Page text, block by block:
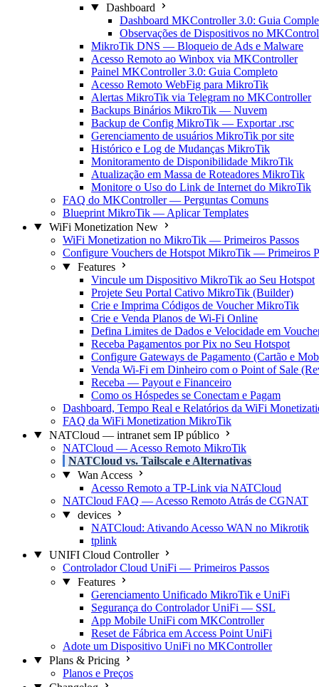
Dashboard
Dashboard MKController 3.0: Guia
Observações de Dispositivos no
MikroTik DNS — Bloqueio de Ads e Malware
Acesso Remoto ao Winbox via MKController
Painel MKController 3.0: Guia Completo
Acesso Remoto WebFig para MikroTik
Alertas MikroTik via Telegram no MKController
Backups Binários MikroTik — Nuvem
Backup de Config MikroTik — Exportar .rsc
Gerenciamento de usuários MikroTik por site
Histórico e Log de Mudanças MikroTik
Monitoramento de Disponibilidade MikroTik
Atualização em Massa de Roteadores MikroTik
Monitore o Uso do Link de Internet do MikroTik
FAQ do MKController — Perguntas Comuns
Blueprint MikroTik — Aplicar Templates
WiFi Monetization New
WiFi Monetization no MikroTik — Primeiros Passos
Configure Vouchers de Hotspot MikroTik — Primeiros
Features
Vincule um Dispositivo MikroTik ao Seu Hotspot
Projete Seu Portal Cativo MikroTik (Builder)
Crie e Imprima Códigos de Voucher MikroTik
Crie e Venda Planos de Wi-Fi Online
Defina Limites de Dados e Velocidade em
Receba Pagamentos por Pix no Seu Hotspot
Configure Gateways de Pagamento (Cartão e
Venda Wi-Fi em Dinheiro com o Point of Sale
Receba — Payout e Financeiro
Como os Hóspedes se Conectam e Pagam
Dashboard, Tempo Real e Relatórios da WiFi
FAQ da WiFi Monetization MikroTik
NATCloud — intranet sem IP público
NATCloud — Acesso Remoto MikroTik
NATCloud vs. Tailscale e Alternativas
Wan Access
Acesso Remoto a TP-Link via NATCloud
NATCloud FAQ — Acesso Remoto Atrás de CGNAT
devices
NATCloud: Ativando Acesso WAN no Mikrotik
tplink
UNIFI Cloud Controller
Controlador Cloud UniFi — Primeiros Passos
Features
Gerenciamento Unificado MikroTik e UniFi
Segurança do Controlador UniFi — SSL
App Mobile UniFi com MKController
Reset de Fábrica em Access Point UniFi
Adote um Dispositivo UniFi no MKController
Plans & Pricing
Planos e Preços